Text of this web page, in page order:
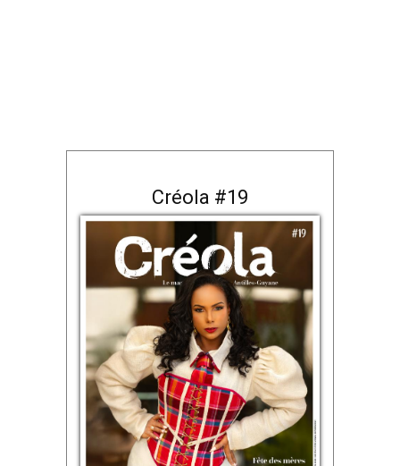
Créola #19